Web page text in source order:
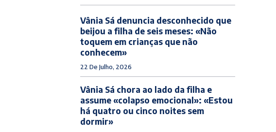
Vânia Sá denuncia desconhecido que
beijou a filha de seis meses: «Não
toquem em crianças que não
conhecem»
22 De Julho, 2026
Vânia Sá chora ao lado da filha e
assume «colapso emocional»: «Estou
há quatro ou cinco noites sem
dormir»